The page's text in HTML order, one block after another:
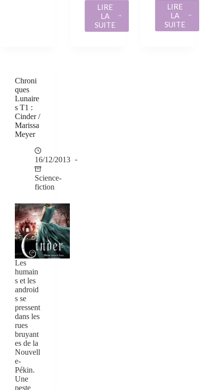
LIRE
LA
SUITE
CHRONIQUES
LUNAIRES
LIRE
LA
SUITELUNAIRES
Chroni
ques
Lunaire
s T1 :
Cinder /
Marissa
Meyer
16/12/2013
Science-
fiction
Les
humain
s et les
android
s se
pressent
dans les
rues
bruyant
es de la
Nouvell
e-
Pékin.
Une
peste